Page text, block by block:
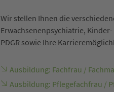
Wir stellen Ihnen die
Erwachsenenpsychiatrie,
PDGR sowie Ihre
Ausbildung: Fachfrau /
Ausbildung: Pflegefachfrau /